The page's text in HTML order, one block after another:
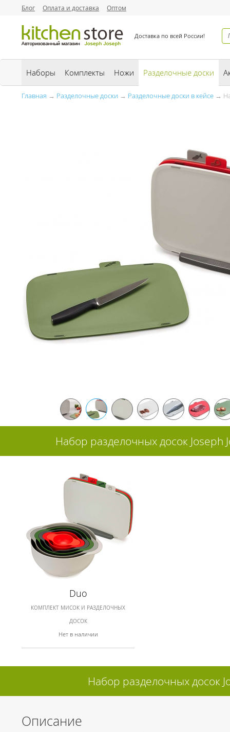
Блог Оплата и доставка Оптом
Доставка по всей России!
Наборы Комплекты Ножи Разделочные доски
Главная → Разделочные доски → Разделочные доски в кейсе →
Набор разделочных досок Joseph
Duo
КОМПЛЕКТ МИСОК И РАЗДЕЛОЧНЫХ
ДОСОК
Нет в наличии
Набор разделочных досок
Описание